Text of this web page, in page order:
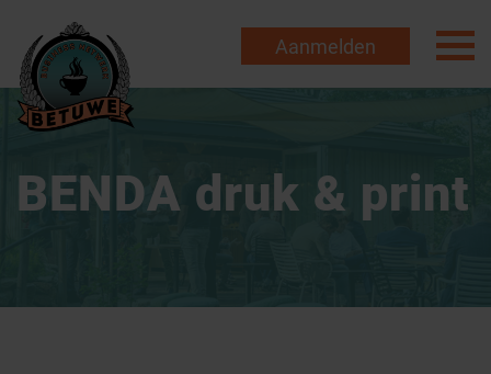
Aanmelden
BENDA druk & print